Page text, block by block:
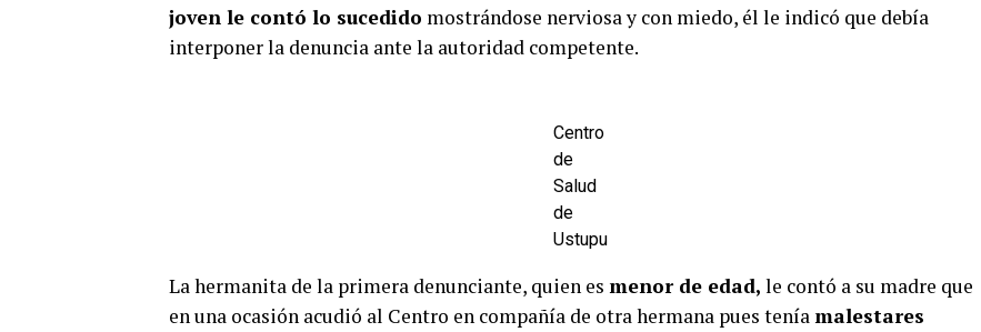
joven le contó lo sucedido mostrándose nerviosa y con miedo, él le indicó que debía
interponer la denuncia ante la autoridad competente.
Centro
de
Salud
de
Ustupu
La hermanita de la primera denunciante, quien es menor de edad, le contó a su madre que
en una ocasión acudió al Centro en compañía de otra hermana pues teníamalestares